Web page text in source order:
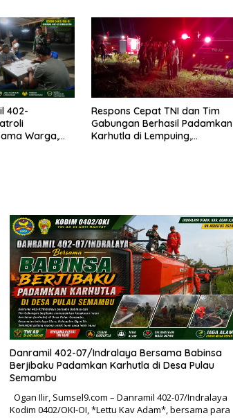
402-
Warga,
Respons Cepat TNI dan Tim
Gabungan Berhasil Padamkan
Karhutla di Lempuing,
Danramil 402-07/Indralaya Bersama Babinsa
Berjibaku Padamkan Karhutla di Desa Pulau
Semambu
Ogan Ilir, Sumsel9.com – Danramil 402-07/Indralaya
Kodim 0402/OKI-OI, *Lettu Kav Adam*, bersama para